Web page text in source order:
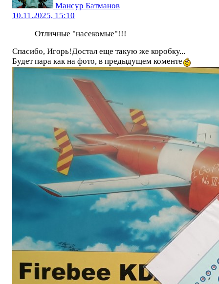
Мансур Батманов
10.11.2025, 15:10
Отличные "насекомые"!!!
Спасибо, Игорь!Достал еще такую же коробку...
Будет пара как на фото, в предыдущем коменте